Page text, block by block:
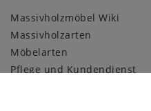
Massivholzmöbel Wiki
Massivholzarten
Möbelarten
Pflege und Kundendienst